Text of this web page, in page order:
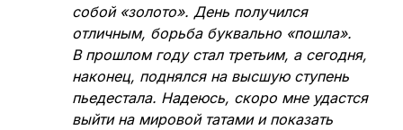
собой «золото». День получился
отличным, борьба буквально «пошла».
В прошлом году стал третьим, а сегодня,
наконец, поднялся на высшую ступень
пьедестала. Надеюсь, скоро мне удастся
выйти на мировой татами и показать